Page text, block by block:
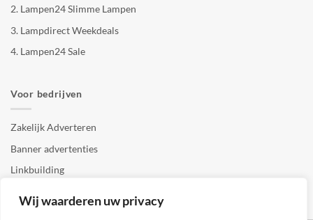
Wij waarderen uw privacy
2. Lampen24 Slimme Lampen
3. Lampdirect Weekdeals
4. Lampen24 Sale
Voor bedrijven
Zakelijk Adverteren
Banner advertenties
Linkbuilding